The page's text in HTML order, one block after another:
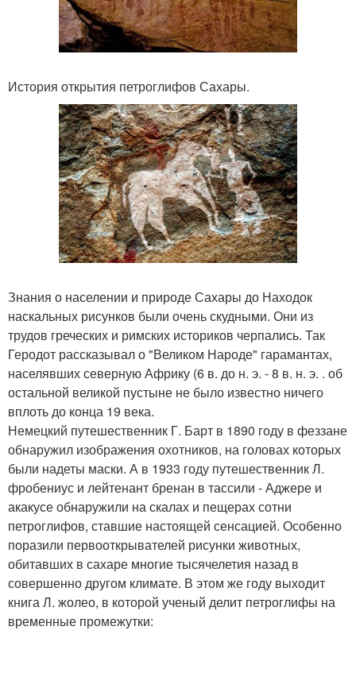
История открытия петроглифов Сахары.
Знания о населении и природе Сахары до Находок
наскальных рисунков были очень скудными. Они из
трудов греческих и римских историков черпались. Так
Геродот рассказывал о "Великом Народе" гарамантах,
населявших северную Африку (6 в. до н. э. - 8 в. н. э. . об
остальной великой пустыне не было известно ничего
вплоть до конца 19 века.
Немецкий путешественник Г. Барт в 1890 году в феззане
обнаружил изображения охотников, на головах которых
были надеты маски. А в 1933 году путешественник Л.
фробениус и лейтенант бренан в тассили - Аджере и
акакусе обнаружили на скалах и пещерах сотни
петроглифов, ставшие настоящей сенсацией. Особенно
поразили первооткрывателей рисунки животных,
обитавших в сахаре многие тысячелетия назад в
совершенно другом климате. В этом же году выходит
книга Л. жолео, в которой ученый делит петроглифы на
временные промежутки: